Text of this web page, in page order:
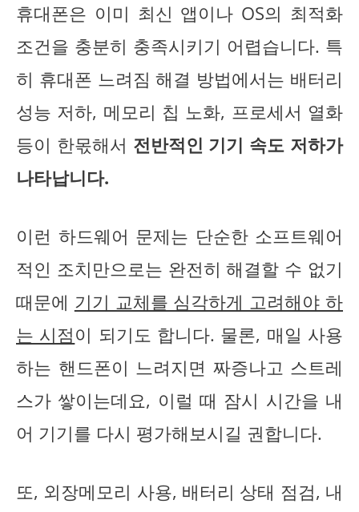
휴대폰은 이미 최신 앱이나 OS의 최적화
조건을 충분히 충족시키기 어렵습니다. 특
히 휴대폰 느려짐 해결 방법에서는 배터리
성능 저하, 메모리 칩 노화, 프로세서 열화
등이 한몫해서 전반적인 기기 속도 저하가
나타납니다.
이런 하드웨어 문제는 단순한 소프트웨어
적인 조치만으로는 완전히 해결할 수 없기
때문에 기기 교체를 심각하게 고려해야 하
는 시점이 되기도 합니다. 물론, 매일 사용
하는 핸드폰이 느려지면 짜증나고 스트레
스가 쌓이는데요, 이럴 때 잠시 시간을 내
어 기기를 다시 평가해보시길 권합니다.
또, 외장메모리 사용, 배터리 상태 점검, 내